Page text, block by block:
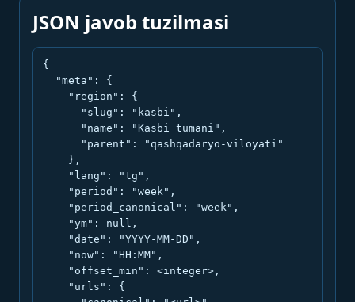
JSON javob tuzilmasi
{
  "meta": {
    "region": {
      "slug": "kasbi",
      "name": "Kasbi tumani",
      "parent": "qashqadaryo-viloyati"
    },
    "lang": "tg",
    "period": "week",
    "period_canonical": "week",
    "ym": null,
    "date": "YYYY-MM-DD",
    "now": "HH:MM",
    "offset_min": <integer>,
    "urls": {